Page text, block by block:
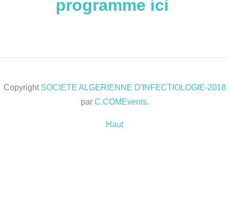
programme ici
Copyright SOCIETE ALGERIENNE D'INFECTIOLOGIE-2018
par C.COMEvents.
Haut